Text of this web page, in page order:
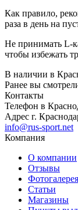
Как правило,
раза в день на
Не принимать L-
чтобы избежать
В наличии в
Ранее вы
Контакты
Телефон в
Адрес г.
info@rus-sport.net
Компания
О компании
Отзывы
Фотогалерея
Статьи
Магазины